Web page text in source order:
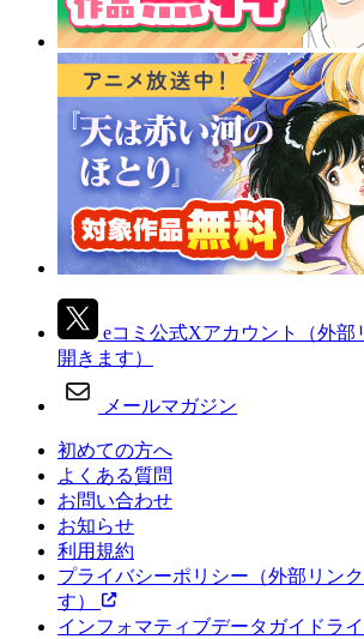
eコミ公式Xアカウント
（外
開きます）
メールマガジン
初めての方へ
よくある質問
お問い合わせ
お知らせ
利用規約
プライバシーポリシー （外部リン
す）
インフォマティブデータガイドラ